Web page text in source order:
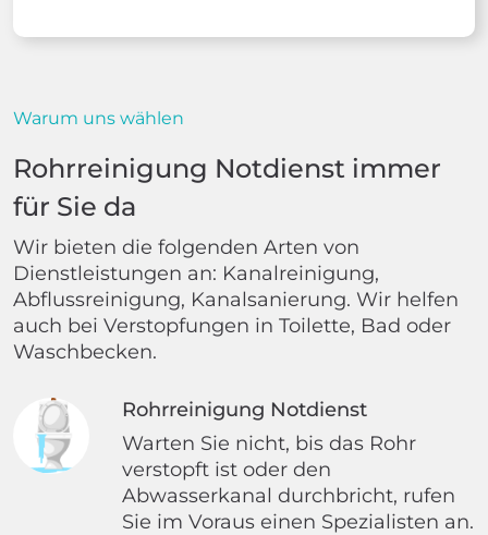
Warum uns wählen
Rohrreinigung Notdienst immer
für Sie da
Wir bieten die folgenden Arten von
Dienstleistungen an: Kanalreinigung,
Abflussreinigung, Kanalsanierung. Wir helfen
auch bei Verstopfungen in Toilette, Bad oder
Waschbecken.
Rohrreinigung Notdienst
Warten Sie nicht, bis das Rohr
verstopft ist oder den
Abwasserkanal durchbricht, rufen
Sie im Voraus einen Spezialisten an.